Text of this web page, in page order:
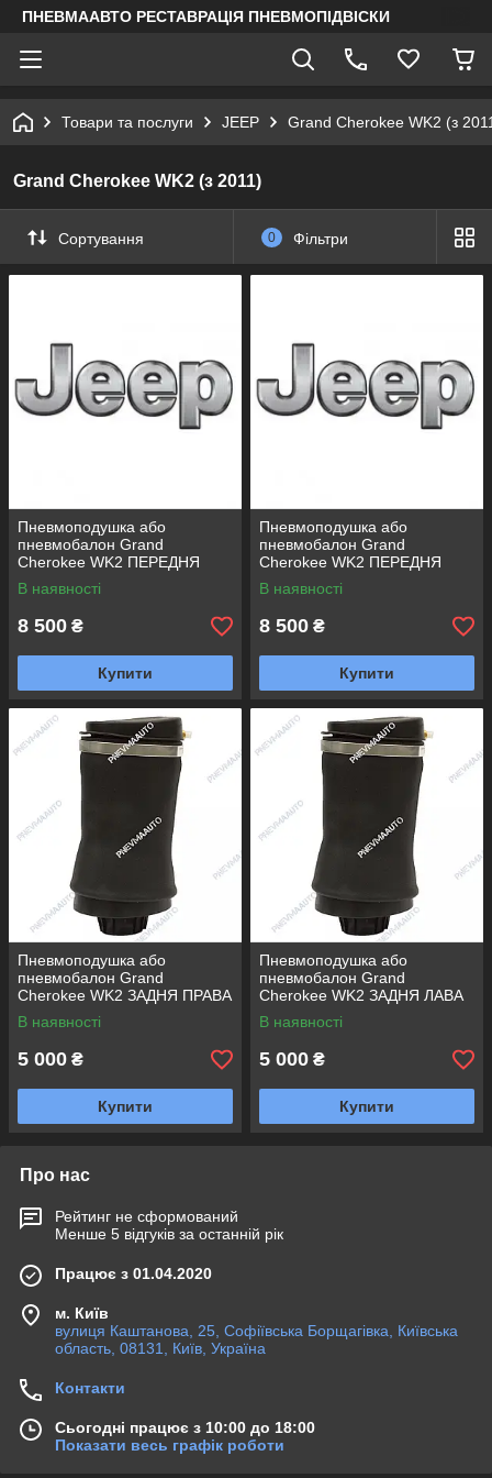
ПНЕВМААВТО РЕСТАВРАЦІЯ ПНЕВМОПІДВІСКИ
Товари та послуги JEEP Grand Cherokee WK2 (з
Grand Cherokee WK2 (з 2011)
Сортування 0 Фільтри
Пневмоподушка або
пневмобалон Grand
Cherokee WK2 ПЕРЕДНЯ
ПРАВА
В наявності
8 500 ₴
Купити
Пневмоподушка або
пневмобалон Grand
Cherokee WK2 ПЕРЕДНЯ
ЛАВА
В наявності
8 500 ₴
Купити
Пневмоподушка або
пневмобалон Grand
Cherokee WK2 ЗАДНЯ ПРАВА
В наявності
5 000 ₴
Купити
Пневмоподушка або
пневмобалон Grand
Cherokee WK2 ЗАДНЯ ЛАВА
В наявності
5 000 ₴
Купити
Про нас
Рейтинг не сформований
Менше 5 відгуків за останній рік
Працює з 01.04.2020
м. Київ
вулиця Каштанова, 25, Софіївська Борщагівка, Київська
область, 08131, Київ, Україна
Контакти
Сьогодні працює з 10:00 до 18:00
Показати весь графік роботи